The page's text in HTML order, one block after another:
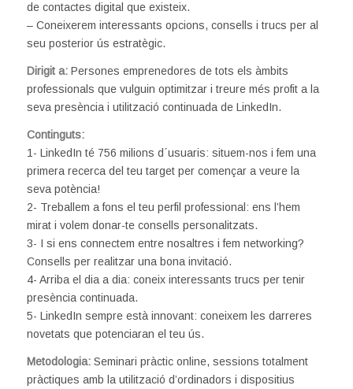
de contactes digital que existeix.
– Coneixerem interessants opcions, consells i trucs per al
seu posterior ús estratègic.
Dirigit a:Persones emprenedores de tots els àmbits
professionals que vulguin optimitzar i treure més profit a la
seva presència i utilització continuada de LinkedIn.
Continguts:
1- LinkedIn té 756 milions d´usuaris: situem-nos i fem una
primera recerca del teu target per començar a veure la
seva potència!
2- Treballem a fons el teu perfil professional: ens l’hem
mirat i volem donar-te consells personalitzats.
3- I si ens connectem entre nosaltres i fem networking?
Consells per realitzar una bona invitació.
4- Arriba el dia a dia: coneix interessants trucs per tenir
presència continuada.
5- LinkedIn sempre està innovant: coneixem les darreres
novetats que potenciaran el teu ús.
Metodologia: Seminari pràctic online, sessions totalment
pràctiques amb la utilització d’ordinadors i dispositius